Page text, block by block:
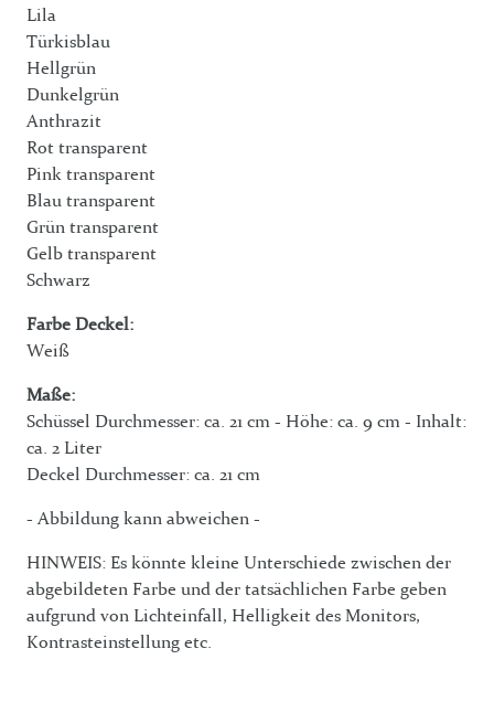
Lila
Türkisblau
Hellgrün
Dunkelgrün
Anthrazit
Rot transparent
Pink transparent
Blau transparent
Grün transparent
Gelb transparent
Schwarz
Farbe Deckel:
Weiß
Maße:
Schüssel Durchmesser: ca. 21 cm - Höhe: ca. 9 cm - Inhalt:
ca. 2 Liter
Deckel Durchmesser: ca. 21 cm
- Abbildung kann abweichen -
HINWEIS: Es könnte kleine Unterschiede zwischen der
abgebildeten Farbe und der tatsächlichen Farbe geben
aufgrund von Lichteinfall, Helligkeit des Monitors,
Kontrasteinstellung etc.